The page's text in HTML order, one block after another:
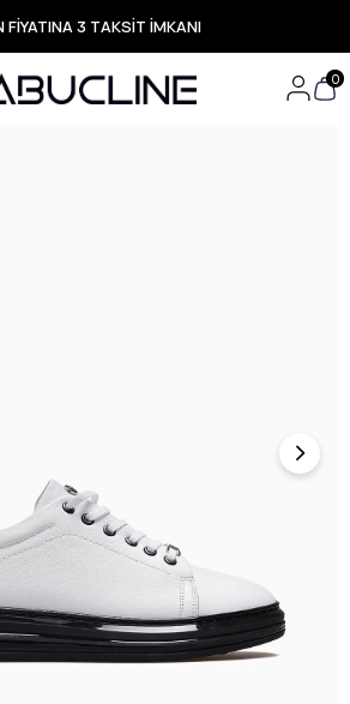
FİYATINA 3 TAKSİT İMKANI
ÜCRETSİZ KARGO
Ürünlerde Özel Fırsatlar
Ürünlerde Hızlı Teslimat
0